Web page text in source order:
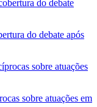
do debate após
sobre atuações em